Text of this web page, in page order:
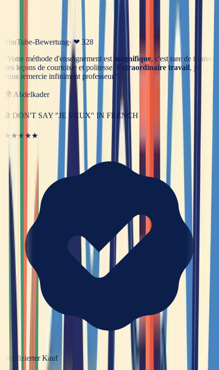
YouTube-Bewertung· ❤ 328
Votre méthode d'enseignement estmagnifique, c'est rare de trouver
des leçons de courtoisie et politesse. Extraordinaire travail, je
vous remercie infiniment professeur. ”
🌍 Abdelkader
🎬 DON'T SAY "JE VEUX" IN FRENCH
★★★★★
Verifizierter Kauf